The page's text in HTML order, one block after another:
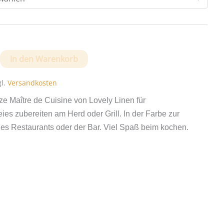
In den Warenkorb
Versandkosten
Maître de Cuisine von Lovely Linen für
zubereiten am Herd oder Grill. In der Farbe zur
Restaurants oder der Bar. Viel Spaß beim kochen.